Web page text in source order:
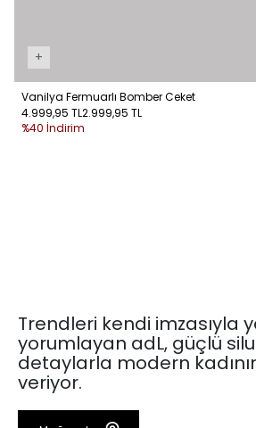
+
Vanilya Fermuarlı Bomber Ceket
4.999,95 TL2.999,95 TL
%40 İndirim
Trendleri kendi imzasıyla
yorumlayan adL, güçlü
detaylarla modern
veriyor.